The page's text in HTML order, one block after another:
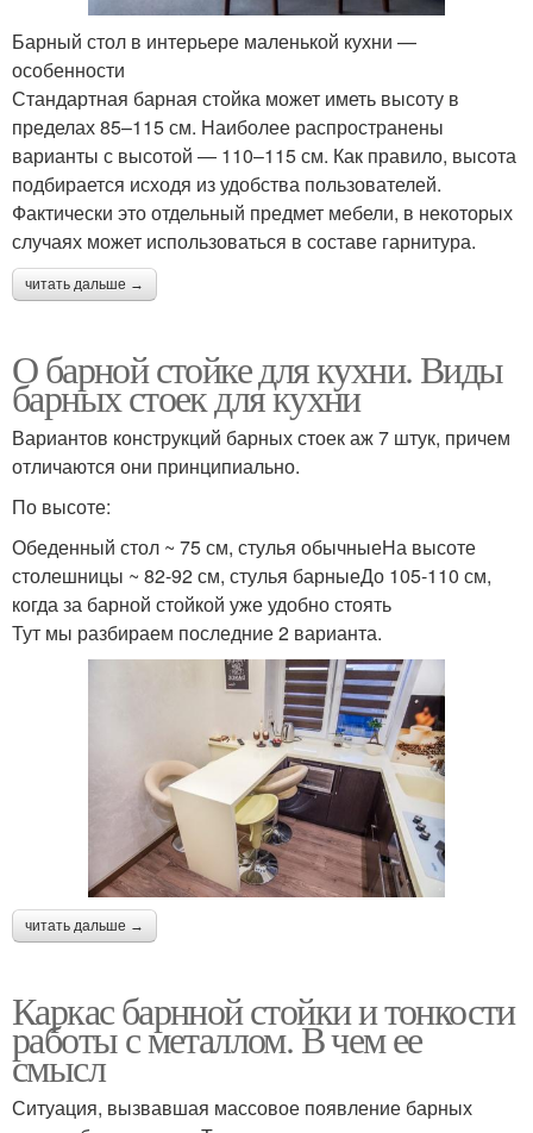
Барный стол в интерьере маленькой кухни —
особенности
Стандартная барная стойка может иметь высоту в
пределах 85–115 см. Наиболее распространены
варианты с высотой — 110–115 см. Как правило, высота
подбирается исходя из удобства пользователей.
Фактически это отдельный предмет мебели, в некоторых
случаях может использоваться в составе гарнитура.
читать дальше →
О барной стойке для кухни. Виды
барных стоек для кухни
Вариантов конструкций барных стоек аж 7 штук, причем
отличаются они принципиально.
По высоте:
Обеденный стол ~ 75 см, стулья обычныеНа высоте
столешницы ~ 82-92 см, стулья барныеДо 105-110 см,
когда за барной стойкой уже удобно стоять
Тут мы разбираем последние 2 варианта.
читать дальше →
Каркас барнной стойки и тонкости
работы с металлом. В чем ее
смысл
Ситуация, вызвавшая массовое появление барных